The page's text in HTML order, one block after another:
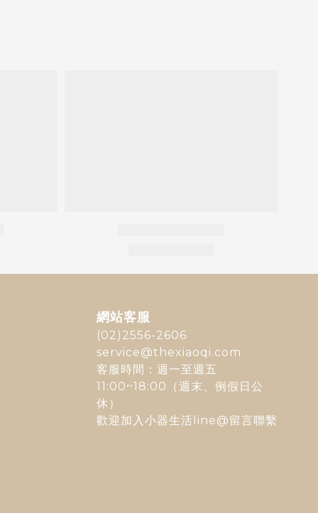
網站客服
(02)2556-2606
service@thexiaoqi.com
客服時間：週一至週五
11:00~18:00（週末、例假日公
休）
歡迎加入 小器生活line@留言聯繫